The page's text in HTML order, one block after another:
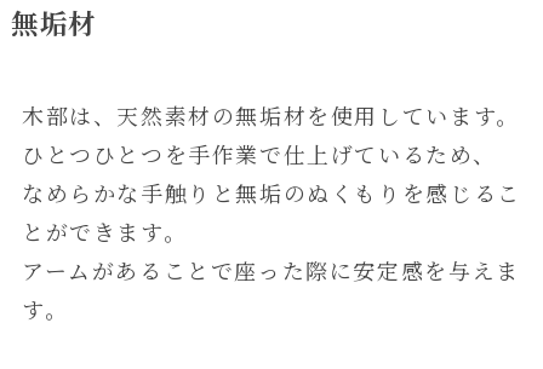
無垢材
木部は、天然素材の無垢材を使用しています。
ひとつひとつを手作業で仕上げているため、
なめらかな手触りと無垢のぬくもりを感じるこ
とができます。
アームがあることで座った際に安定感を与えま
す。